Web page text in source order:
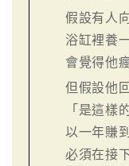
假設有人
浴缸裡養
會覺得他
但假設他
「是這樣
以一年賺
必須在接